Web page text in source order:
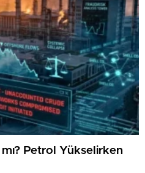
Petrol Yükselirken